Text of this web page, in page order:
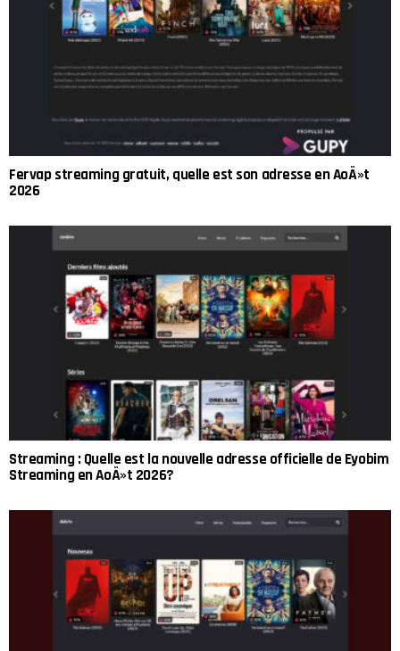
Fervap streaming gratuit, quelle est son adresse en AoÃ»t
2026
Streaming : Quelle est la nouvelle adresse officielle de Eyobim
Streaming en AoÃ»t 2026?